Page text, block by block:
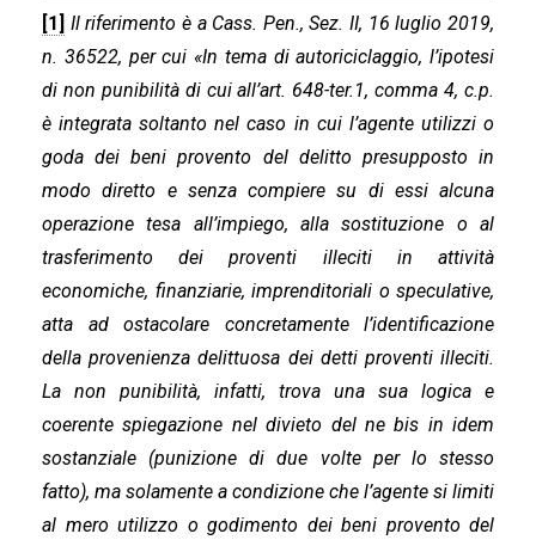
[1] Il riferimento è a Cass. Pen., Sez. II, 16 luglio 2019,
n. 36522, per cui «In tema di autoriciclaggio, l’ipotesi
di non punibilità di cui all’art. 648-ter.1, comma 4, c.p.
è integrata soltanto nel caso in cui l’agente utilizzi o
goda dei beni provento del delitto presupposto in
modo diretto e senza compiere su di essi alcuna
operazione tesa all’impiego, alla sostituzione o al
trasferimento dei proventi illeciti in attività
economiche, finanziarie, imprenditoriali o speculative,
atta ad ostacolare concretamente l’identificazione
della provenienza delittuosa dei detti proventi illeciti.
La non punibilità, infatti, trova una sua logica e
coerente spiegazione nel divieto del ne bis in idem
sostanziale (punizione di due volte per lo stesso
fatto), ma solamente a condizione che l’agente si limiti
al mero utilizzo o godimento dei beni provento del